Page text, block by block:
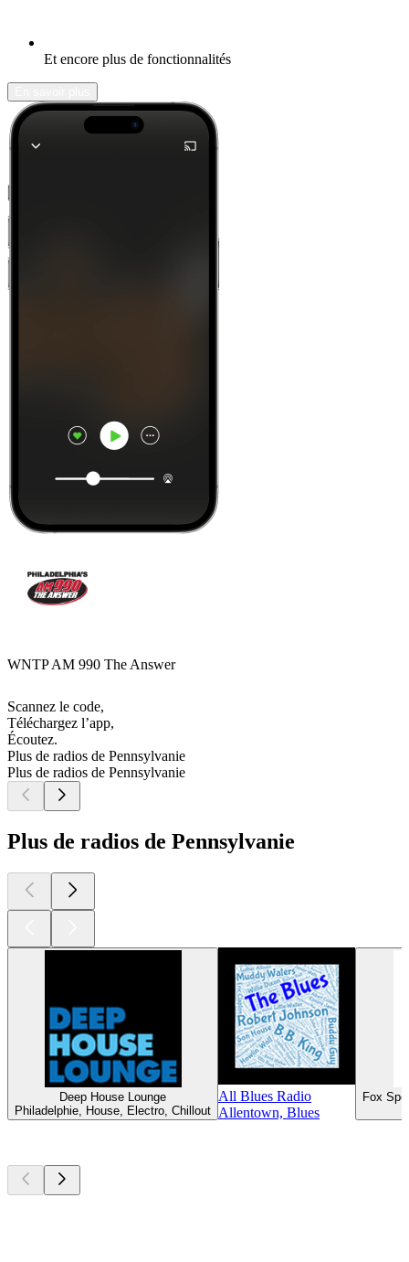
Et encore plus de fonctionnalités
WNTP AM 990 The Answer
Scannez le code,
Téléchargez l’app,
Écoutez.
Plus de radios de Pennsylvanie
Plus de radios de Pennsylvanie
Plus de radios de Pennsylvanie
Deep House Lounge
Philadelphie, House, Electro, Chillout
All Blues Radio
Allentown, Blues
Fox